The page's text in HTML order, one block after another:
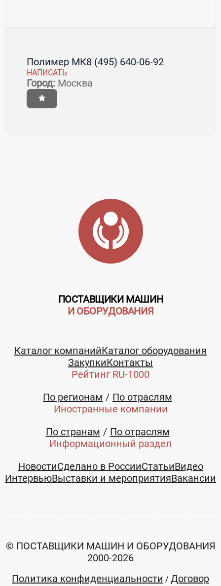
Полимер МК8 (495) 640-06-92
НАПИСАТЬ
Город: Москва
ПОСТАВЩИКИ МАШИН
И ОБОРУДОВАНИЯ
Каталог компанийКаталог оборудования
ЗакупкиКонтакты
Рейтинг RU-1000
По регионам
По отраслям
Иностранные компании
По странам
По отраслям
Информационный раздел
НовостиСделано в РоссииСтатьиВидео
ИнтервьюВыставки и мероприятияВакансии
© ПОСТАВЩИКИ МАШИН И ОБОРУДОВАНИЯ
2000-2026
Политика конфиденциальности / Договор